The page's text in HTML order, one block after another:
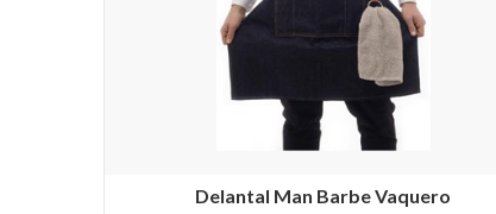
Delantal Man Barbe Vaquero